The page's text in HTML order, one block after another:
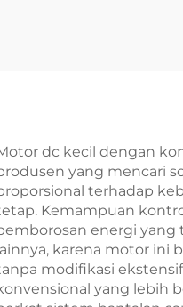
dc kecil dengan
yang mencari
terhadap
Kemampuan
energi
karena motor ini
modifikasi
yang lebih